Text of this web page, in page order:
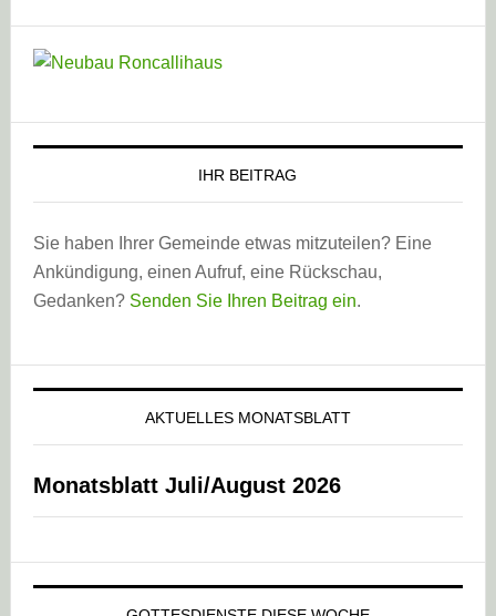
IHR BEITRAG
Sie haben Ihrer Gemeinde etwas mitzuteilen? Eine
Ankündigung, einen Aufruf, eine Rückschau,
Gedanken? Senden Sie Ihren Beitrag ein.
AKTUELLES MONATSBLATT
Monatsblatt Juli/August 2026